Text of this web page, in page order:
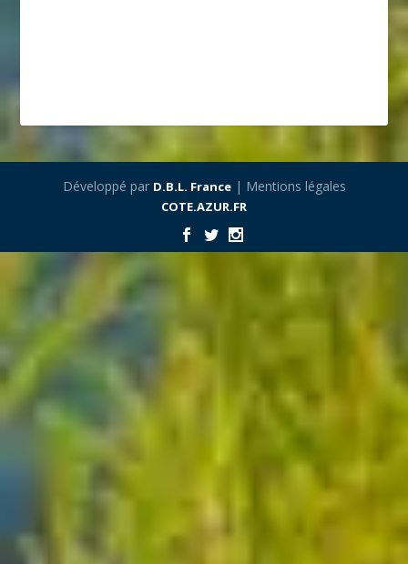
Développé par D.B.L. France| Mentions légales
COTE.AZUR.FR